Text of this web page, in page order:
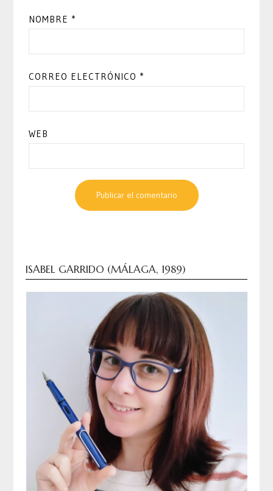
NOMBRE *
CORREO ELECTRÓNICO *
WEB
ISABEL GARRIDO (MÁLAGA, 1989)